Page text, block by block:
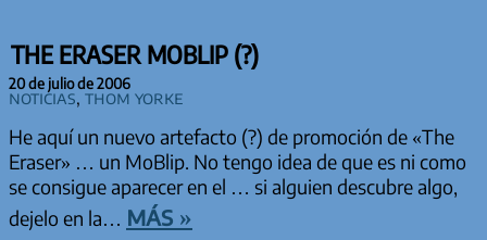
THE ERASER MOBLIP (?)
20 de julio de 2006
Noticias, Thom Yorke
He aquí un nuevo artefacto (?) de promoción de «The
Eraser» … un MoBlip. No tengo idea de que es ni como
se consigue aparecer en el … si alguien descubre algo,
dejelo en la… más »